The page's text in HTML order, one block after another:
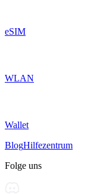
eSIM
WLAN
Wallet
BlogHilfezentrum
Folge uns